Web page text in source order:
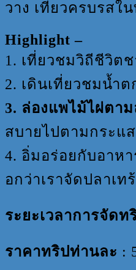
วาง เที่ยวครบรสใ
Highlight –
1. เที่ยวชมวิถีชีวิต
2. เดินเที่ยวชมน้ำ
3. ล่องแพไม้ไผ่ตา
สบายไปตามกระแ
4. อิ่มอร่อยกับอาห
อกว่าเราจัดปลาเ
ระยะเวลาการจัดท
ราคาทริปท่านละ :